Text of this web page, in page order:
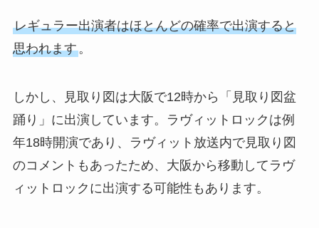
レギュラー出演者はほとんどの確率で出演すると
思われます。
しかし、見取り図は大阪で12時から「見取り図盆
踊り」に出演しています。ラヴィットロックは例
年18時開演であり、ラヴィット放送内で見取り図
のコメントもあったため、大阪から移動してラヴ
ィットロックに出演する可能性もあります。